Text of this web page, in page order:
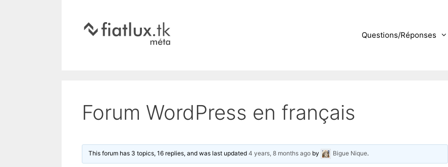
Questions/Réponses
Forum WordPress en français
This forum has 3 topics, 16 replies, and was last updated4 years, 8 months ago by Bigue Nique.